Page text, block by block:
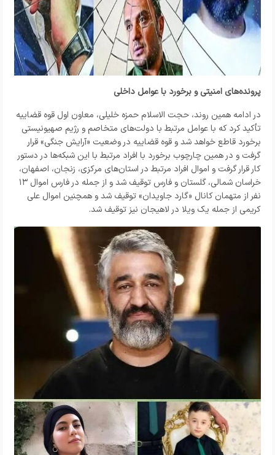
پرونده‌های امنیتی و برخورد با عوامل داخلی
در ادامه همین روند، حجت الاسلام حمزه خلیلی، معاون اول قوه قضاییه
تأکید کرد که با عوامل مرتبط با دولت‌های متخاصم و رژیم صهیونیستی
برخورد قاطع خواهد شد و قوه قضاییه در وضعیت «آرایش جنگی» قرار
گرفت و در همین چارچوب برخورد با افراد مرتبط با این شبکه‌ها در دستور
کار قرار گرفت و اموال افراد مرتبط در استان‌های مرکزی، زنجان، اصفهان،
خراسان شمالی، گلستان و فارس توقیف شد و از جمله در فارس اموال ۱۳
نفر از متهمان کانال «گارد جاویدان» توقیف شد و همچنین اموال علی
کریمی از جمله یک ویلا در لاهیجان نیز توقیف شد.